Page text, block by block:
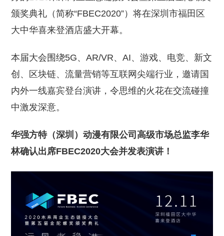
颁奖典礼（简称“FBEC2020”）将在深圳市福田区
大中华喜来登酒店盛大开幕。
本届大会围绕5G、AR/VR、AI、游戏、电竞、新文
创、区块链、流量营销等互联网尖端行业，邀请国
内外一线嘉宾登台演讲，令思维的火花在交流碰撞
中激发深意。
华强方特（深圳）动漫有限公司高级市场总监李华
林确认出席FBEC2020大会并发表演讲！